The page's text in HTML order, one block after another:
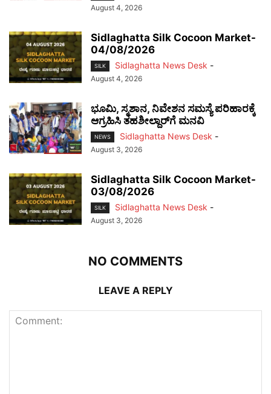
August 4, 2026
Sidlaghatta Silk Cocoon Market-
04/08/2026
SILK Sidlaghatta News Desk -
August 4, 2026
ಭೂಮಿ, ಸ್ಮಶಾನ, ನಿವೇಶನ ಸಮಸ್ಯೆ ಪರಿಹಾರಕ್ಕೆ
ಆಗ್ರಹಿಸಿ ತಹಶೀಲ್ದಾರ್‌ಗೆ ಮನವಿ
NEWS Sidlaghatta News Desk -
August 3, 2026
Sidlaghatta Silk Cocoon Market-
03/08/2026
SILK Sidlaghatta News Desk -
August 3, 2026
NO COMMENTS
LEAVE A REPLY